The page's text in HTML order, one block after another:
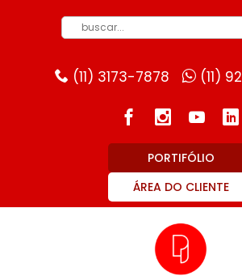
(11) 3173-7878 (11)
PORTIFÓLIO
ÁREA DO CLIENTE